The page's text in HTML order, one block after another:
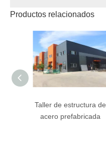
Productos relacionados
Taller de estructura de
acero prefabricada